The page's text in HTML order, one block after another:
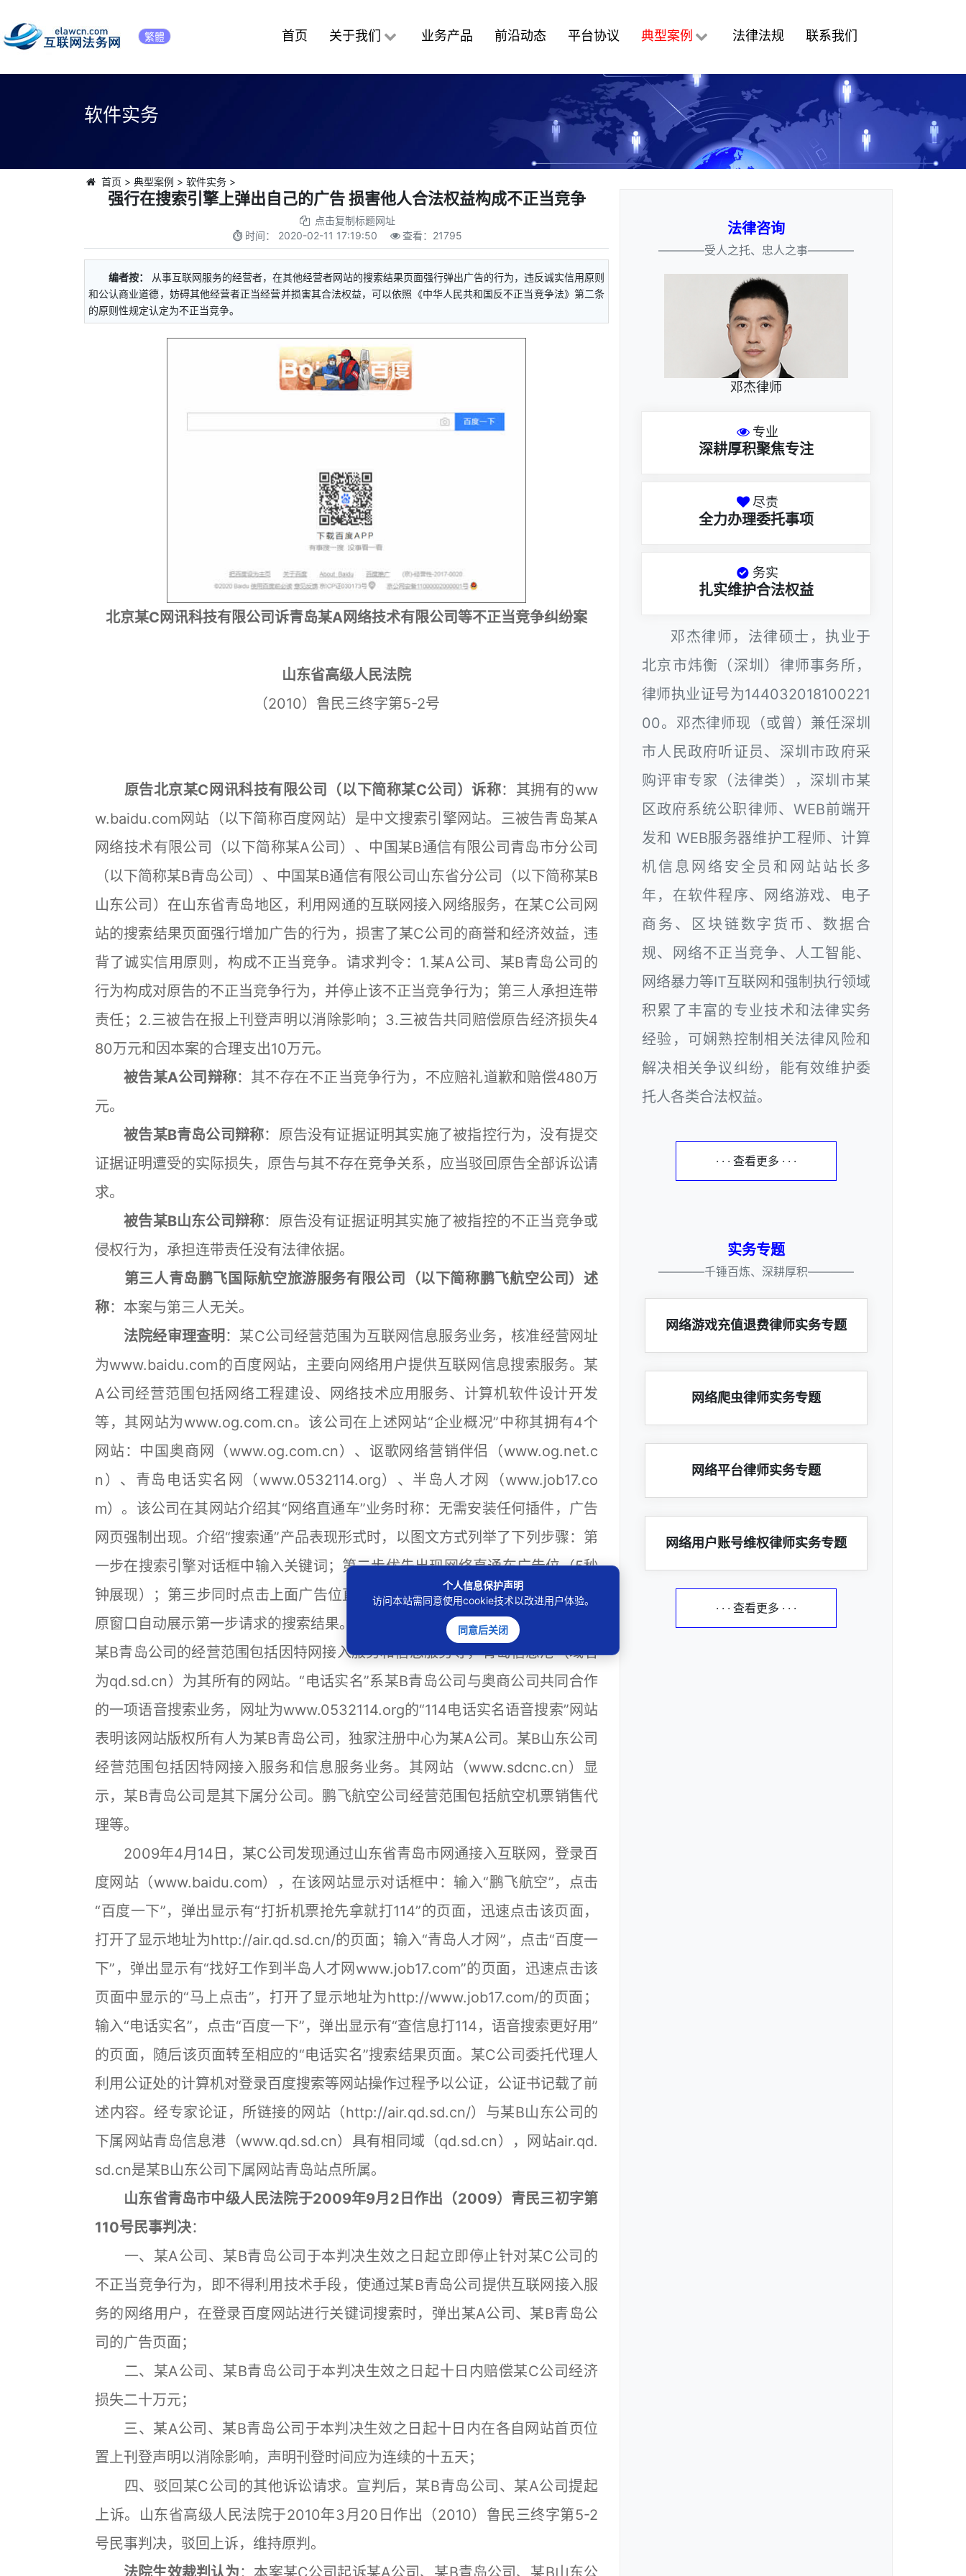
繁體 首页 关于我们 业务产品 前沿动态 平台协议 典型案例 法律法规 联系我们
软件实务
首页 > 典型案例 > 软件实务>
强行在搜索引擎上弹出自己的广告 损害他人合法权益构成不正当竞争
点击复制标题网址
时间： 2020-02-11 17:19:50 查看： 21795
编者按：
从事互联网服务的经营者，在其他经营者网站的搜索结果页面强行弹出广告的行为，违反诚实信用原则
和公认商业道德，妨碍其他经营者正当经营并损害其合法权益，可以依照《中华人民共和国反不正当竞争法》第二条
的原则性规定认定为不正当竞争。
北京某C网讯科技有限公司诉青岛某A网络技术有限公司等不正当竞争纠纷案
山东省高级人民法院
（2010）鲁民三终字第5-2号
原告北京某C网讯科技有限公司（以下简称某C公司）诉称：其拥有的ww
w.baidu.com网站（以下简称百度网站）是中文搜索引擎网站。三被告青岛某A
网络技术有限公司（以下简称某A公司）、中国某B通信有限公司青岛市分公司
（以下简称某B青岛公司）、中国某B通信有限公司山东省分公司（以下简称某B
山东公司）在山东省青岛地区，利用网通的互联网接入网络服务，在某C公司网
站的搜索结果页面强行增加广告的行为，损害了某C公司的商誉和经济效益，违
背了诚实信用原则，构成不正当竞争。请求判令：1.某A公司、某B青岛公司的
行为构成对原告的不正当竞争行为，并停止该不正当竞争行为；第三人承担连带
责任；2.三被告在报上刊登声明以消除影响；3.三被告共同赔偿原告经济损失4
80万元和因本案的合理支出10万元。
被告某A公司辩称：其不存在不正当竞争行为，不应赔礼道歉和赔偿480万
元。
被告某B青岛公司辩称：原告没有证据证明其实施了被指控行为，没有提交
证据证明遭受的实际损失，原告与其不存在竞争关系，应当驳回原告全部诉讼请
求。
被告某B山东公司辩称：原告没有证据证明其实施了被指控的不正当竞争或
侵权行为，承担连带责任没有法律依据。
第三人青岛鹏飞国际航空旅游服务有限公司（以下简称鹏飞航空公司）述
称：本案与第三人无关。
法院经审理查明 ：某C公司经营范围为互联网信息服务业务，核准经营网址
为www.baidu.com的百度网站，主要向网络用户提供互联网信息搜索服务。某
A公司经营范围包括网络工程建设、网络技术应用服务、计算机软件设计开发
等，其网站为www.og.com.cn。该公司在上述网站“企业概况”中称其拥有4个
网站：中国奥商网（www.og.com.cn）、讴歌网络营销伴侣（www.og.net.c
n）、青岛电话实名网（www.0532114.org）、半岛人才网（www.job17.co
m）。该公司在其网站介绍其“网络直通车”业务时称：无需安装任何插件，广告
网页强制出现。介绍“搜索通”产品表现形式时，以图文方式列举了下列步骤：第
一步在搜索引擎对话框中输入关键词；第二步优先出现网络直通车广告位（5秒
钟展现）；第三步同时点击上面广告位直接进入宣传网站新窗口；第四步5秒后
原窗口自动展示第一步请求的搜索结果。该网站还以其他形式介绍了上述服务。
某B青岛公司的经营范围包括因特网接入服务和信息服务等，青岛信息港（域名
为qd.sd.cn）为其所有的网站。“电话实名”系某B青岛公司与奥商公司共同合作
的一项语音搜索业务，网址为www.0532114.org的“114电话实名语音搜索”网站
表明该网站版权所有人为某B青岛公司，独家注册中心为某A公司。某B山东公司
经营范围包括因特网接入服务和信息服务业务。其网站（www.sdcnc.cn）显
示，某B青岛公司是其下属分公司。鹏飞航空公司经营范围包括航空机票销售代
理等。
2009年4月14日，某C公司发现通过山东省青岛市网通接入互联网，登录百
度网站（www.baidu.com），在该网站显示对话框中：输入“鹏飞航空”，点击
“百度一下”，弹出显示有“打折机票抢先拿就打114”的页面，迅速点击该页面，
打开了显示地址为http://air.qd.sd.cn/的页面；输入“青岛人才网”，点击“百度一
下”，弹出显示有“找好工作到半岛人才网www.job17.com”的页面，迅速点击该
页面中显示的“马上点击”，打开了显示地址为http://www.job17.com/的页面；
输入“电话实名”，点击“百度一下”，弹出显示有“查信息打114，语音搜索更好用”
的页面，随后该页面转至相应的“电话实名”搜索结果页面。某C公司委托代理人
利用公证处的计算机对登录百度搜索等网站操作过程予以公证，公证书记载了前
述内容。经专家论证，所链接的网站（http://air.qd.sd.cn/）与某B山东公司的
下属网站青岛信息港（www.qd.sd.cn）具有相同域（qd.sd.cn），网站air.qd.
sd.cn是某B山东公司下属网站青岛站点所属。
山东省青岛市中级人民法院于2009年9月2日作出（2009）青民三初字第
110号民事判决：
一、某A公司、某B青岛公司于本判决生效之日起立即停止针对某C公司的
不正当竞争行为，即不得利用技术手段，使通过某B青岛公司提供互联网接入服
务的网络用户，在登录百度网站进行关键词搜索时，弹出某A公司、某B青岛公
司的广告页面；
二、某A公司、某B青岛公司于本判决生效之日起十日内赔偿某C公司经济
损失二十万元；
三、某A公司、某B青岛公司于本判决生效之日起十日内在各自网站首页位
置上刊登声明以消除影响，声明刊登时间应为连续的十五天；
四、驳回某C公司的其他诉讼请求。宣判后，某B青岛公司、某A公司提起
上诉。山东省高级人民法院于2010年3月20日作出（2010）鲁民三终字第5-2
号民事判决，驳回上诉，维持原判。
法院生效裁判认为：本案某C公司起诉某A公司、某B青岛公司、某B山东公
法律咨询
————受人之托、忠人之事————
邓杰律师
专业
深耕厚积聚焦专注
尽责
全力办理委托事项
务实
扎实维护合法权益
邓杰律师，法律硕士，执业于
北京市炜衡（深圳）律师事务所，
律师执业证号为144032018100221
00。邓杰律师现（或曾）兼任深圳
市人民政府听证员、深圳市政府采
购评审专家（法律类），深圳市某
区政府系统公职律师、WEB前端开
发和 WEB服务器维护工程师、计算
机信息网络安全员和网站站长多
年，在软件程序、网络游戏、电子
商务、区块链数字货币、数据合
规、网络不正当竞争、人工智能、
网络暴力等IT互联网和强制执行领域
积累了丰富的专业技术和法律实务
经验，可娴熟控制相关法律风险和
解决相关争议纠纷，能有效维护委
托人各类合法权益。
· · · 查看更多 · · ·
实务专题
————千锤百炼、深耕厚积————
网络游戏充值退费律师实务专题
网络爬虫律师实务专题
网络平台律师实务专题
网络用户账号维权律师实务专题
· · · 查看更多 · · ·
个人信息保护声明
访问本站需同意使用cookie技术以改进用户体验。
同意后关闭